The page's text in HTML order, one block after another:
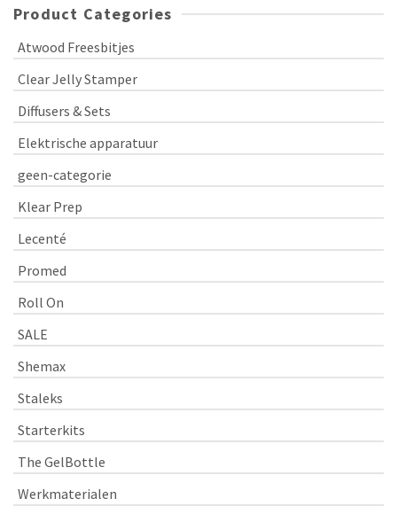
Product Categories
Atwood Freesbitjes
Clear Jelly Stamper
Diffusers & Sets
Elektrische apparatuur
geen-categorie
Klear Prep
Lecenté
Promed
Roll On
SALE
Shemax
Staleks
Starterkits
The GelBottle
Werkmaterialen